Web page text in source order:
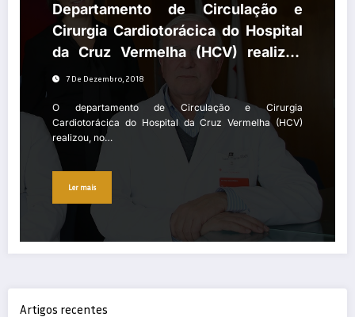
Departamento de Circulação e
Cirurgia Cardiotorácica do Hospital
da Cruz Vermelha (HCV) realizou
intervenção pioneira em Portugal
7 De Dezembro, 2018
O departamento de Circulação e Cirurgia
Cardiotorácica do Hospital da Cruz Vermelha (HCV)
realizou, no…
Ler mais
Artigos recentes